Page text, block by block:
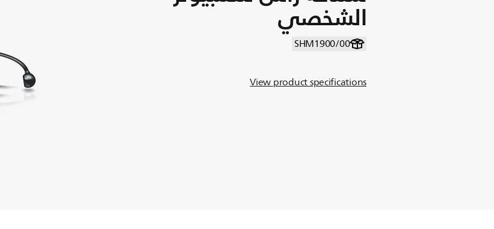
الشخصي
SHM1900/00
View product specifications